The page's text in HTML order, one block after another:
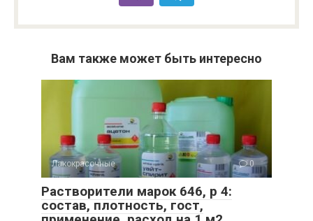
Вам также может быть интересно
Лакокрасочные 0
Растворители марок 646, р 4:
состав, плотность, гост,